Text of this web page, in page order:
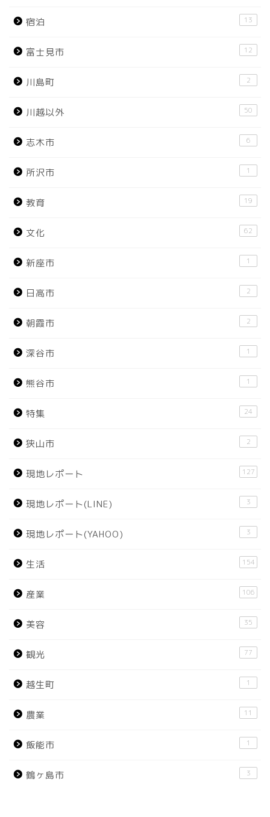
宿泊 13
富士見市 12
川島町 2
川越以外 50
志木市 6
所沢市 1
教育 19
文化 62
新座市 1
日高市 2
朝霞市 2
深谷市 1
熊谷市 1
特集 24
狭山市 2
現地レポート 127
現地レポート(LINE) 3
現地レポート(YAHOO) 3
生活 154
産業 106
美容 35
観光 77
越生町 1
農業 11
飯能市 1
鶴ヶ島市 3